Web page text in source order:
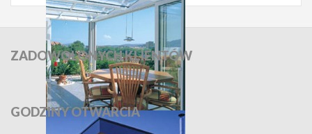
ZADOWOLONYCHKLIENTÓW
GODZINYOTWARCIA